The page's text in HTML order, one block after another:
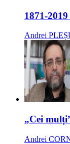
1871-
Andrei
„Cei
Andrei